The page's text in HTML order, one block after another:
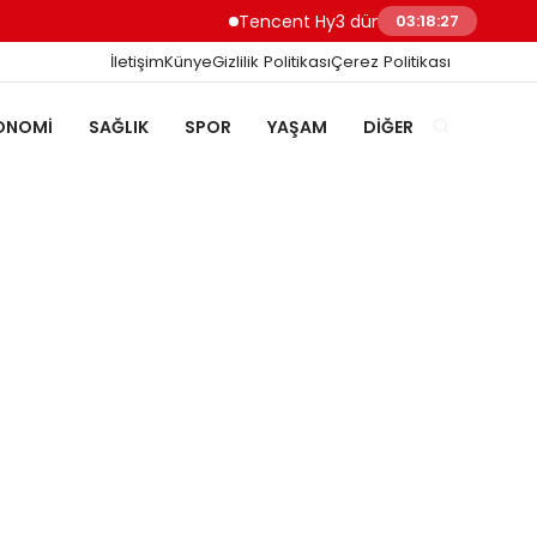
Tencent Hy3 dünya genelinde
03:18:28
İletişimKünyeGizlilik PolitikasıÇerez Politikası
SAĞLIK SPOR YAŞAM DIĞER